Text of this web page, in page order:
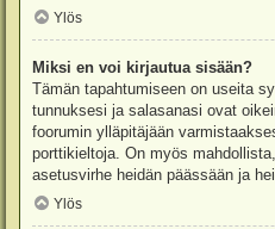
Ylös
Miksi en voi kirjautua sisään?
Tämän tapahtumiseen on useita
tunnuksesi ja salasanasi ovat
foorumin ylläpitäjään
porttikieltoja. On myös
asetusvirhe heidän päässään ja
Ylös